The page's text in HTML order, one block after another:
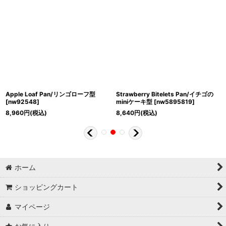
Apple Loaf Pan/リンゴローフ型
[nw92548]
8,960円(税込)
Strawberry Bitelets Pan/イチゴの
miniケーキ型 [nw5895819]
8,640円(税込)
ホーム
ショッピングカート
マイページ